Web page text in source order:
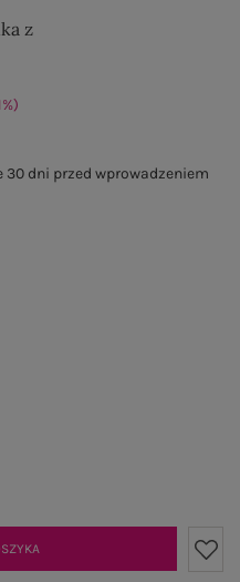
z
%)
dni przed wprowadzeniem